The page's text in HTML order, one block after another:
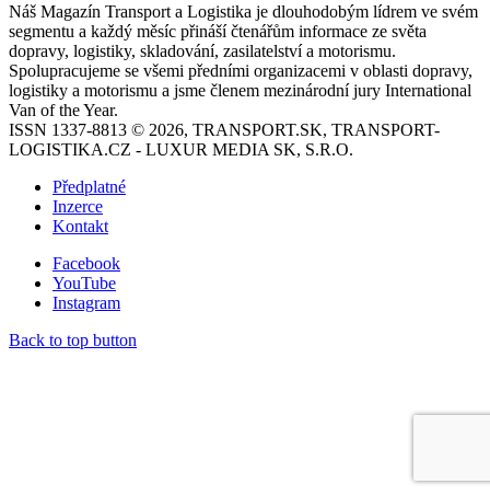
Náš Magazín Transport a Logistika je dlouhodobým lídrem ve svém
segmentu a každý měsíc přináší čtenářům informace ze světa
dopravy, logistiky, skladování, zasilatelství a motorismu.
Spolupracujeme se všemi předními organizacemi v oblasti dopravy,
logistiky a motorismu a jsme členem mezinárodní jury International
Van of the Year.
ISSN 1337-8813 © 2026, TRANSPORT.SK, TRANSPORT-
LOGISTIKA.CZ - LUXUR MEDIA SK, S.R.O.
Předplatné
Inzerce
Kontakt
Facebook
YouTube
Instagram
Back to top button